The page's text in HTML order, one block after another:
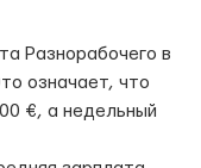
Разнорабочего в
означает, что
€, а недельный